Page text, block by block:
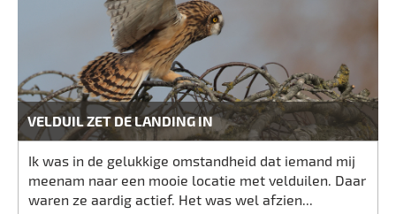
VELDUIL ZET DE LANDING IN
Ik was in de gelukkige omstandheid dat iemand mij
meenam naar een mooie locatie met velduilen. Daar
waren ze aardig actief. Het was wel afzien...